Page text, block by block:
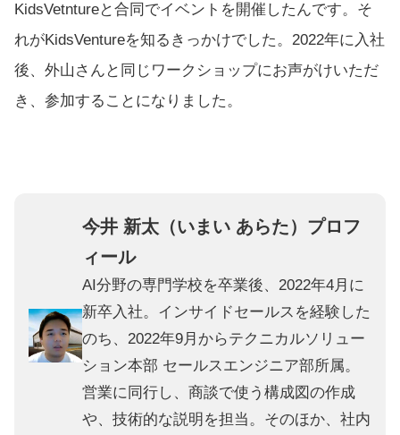
KidsVetntureと合同でイベントを開催したんです。そ
れがKidsVentureを知るきっかけでした。2022年に入社
後、外山さんと同じワークショップにお声がけいただ
き、参加することになりました。
今井 新太（いまい あらた）プロフ
ィール
AI分野の専門学校を卒業後、2022年4月に
新卒入社。インサイドセールスを経験した
のち、2022年9月からテクニカルソリュー
ション本部 セールスエンジニア部所属。
営業に同行し、商談で使う構成図の作成
や、技術的な説明を担当。そのほか、社内